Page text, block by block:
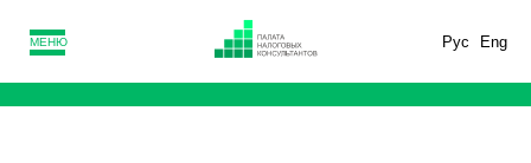
Рус Eng
МЕНЮ